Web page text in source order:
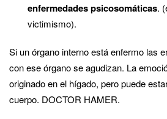
enfermedades psicosomáticas.
victimismo).
Si un órgano interno está enfermo las
con ese órgano se agudizan. La
originado en el hígado, pero puede
cuerpo. DOCTOR HAMER.